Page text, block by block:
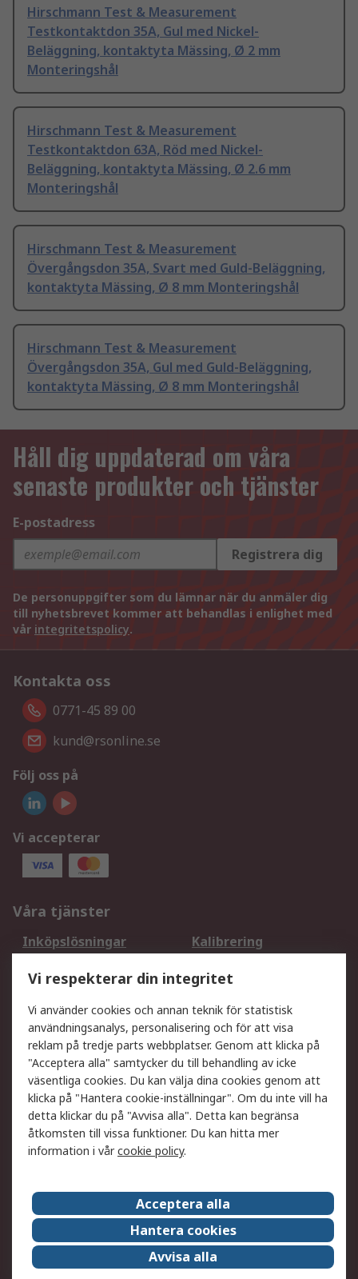
Hirschmann Test & Measurement
Testkontaktdon 35A, Gul med Nickel-
Beläggning, kontaktyta Mässing, Ø 2 mm
Monteringshål
Hirschmann Test & Measurement
Testkontaktdon 63A, Röd med Nickel-
Beläggning, kontaktyta Mässing, Ø 2.6 mm
Monteringshål
Hirschmann Test & Measurement
Övergångsdon 35A, Svart med Guld-Beläggning,
kontaktyta Mässing, Ø 8 mm Monteringshål
Hirschmann Test & Measurement
Övergångsdon 35A, Gul med Guld-Beläggning,
kontaktyta Mässing, Ø 8 mm Monteringshål
Håll dig uppdaterad om våra
senaste produkter och tjänster
E-postadress
Registrera dig
De personuppgifter som du lämnar när du anmäler dig
till nyhetsbrevet kommer att behandlas i enlighet med
vår integritetspolicy.
Kontakta oss
0771-45 89 00
kund@rsonline.se
Följ oss på
Vi accepterar
Våra tjänster
Inköpslösningar
Kalibrering
DesignSpark
Teknisk Support
Ditt lokala säljteam
Exportlösningar
Support
Få hjälp
Retur av varor
Leverans
Spåra din order
Begär en fakturakopi
Fördelar med RS-konto
Betalningsalternativ
Om RS
Försäljningsvillkor
Det juridiska
Press Centre
Jobba hos RS
ESG
Vi respekterar din integritet
Vi använder cookies och annan teknik för statistisk
användningsanalys, personalisering och för att visa
reklam på tredje parts webbplatser. Genom att klicka på
"Acceptera alla" samtycker du till behandling av icke
väsentliga cookies. Du kan välja dina cookies genom att
klicka på "Hantera cookie-inställningar". Om du inte vill ha
detta klickar du på "Avvisa alla". Detta kan begränsa
åtkomsten till vissa funktioner. Du kan hitta mer
information i vårcookie policy.
Acceptera alla
Hantera cookies
Avvisa alla